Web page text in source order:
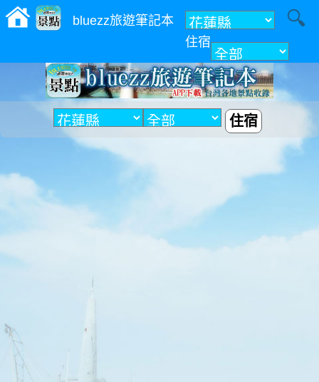
bluezz旅遊筆記本
住宿
附近
住宿